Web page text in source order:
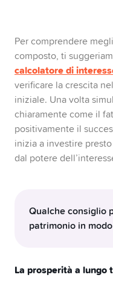
Per comprendere
composto, ti
calcolatore di
verificare la crescita
iniziale. Una volta
chiaramente come il
positivamente il
inizia a investire
dal potere
Qualche consiglio
patrimonio in
inizi, più potrai
La prosperità a lungo